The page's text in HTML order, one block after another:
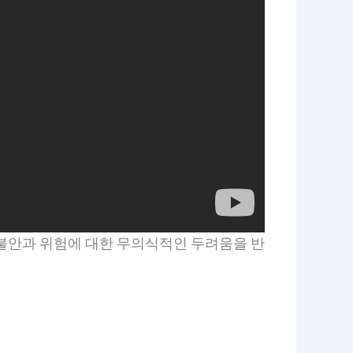
과 위험에 대한 무의식적인 두려움을 반